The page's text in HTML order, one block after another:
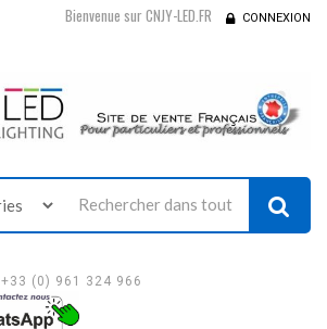
Bienvenue sur CNJY-LED.FR CONNEXION
+33 (0) 961 324 966